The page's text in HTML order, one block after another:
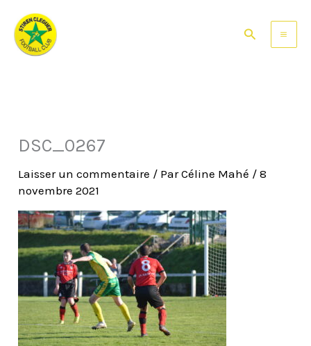
contenu
Rechercher
DSC_0267
Laisser un commentaire / ParCéline Mahé /8
novembre 2021